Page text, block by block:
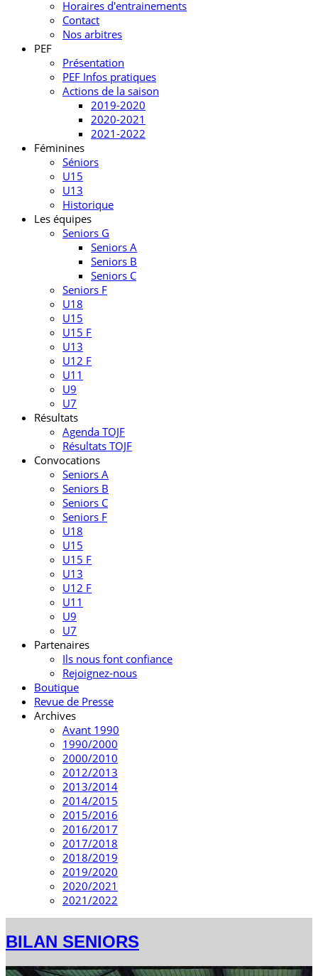
Horaires d'entrainements
Contact
Nos arbitres
PEF
Présentation
PEF Infos pratiques
Actions de la saison
2019-2020
2020-2021
2021-2022
Féminines
Séniors
U15
U13
Historique
Les équipes
Seniors G
Seniors A
Seniors B
Seniors C
Seniors F
U18
U15
U15 F
U13
U12 F
U11
U9
U7
Résultats
Agenda TOJF
Résultats TOJF
Convocations
Seniors A
Seniors B
Seniors C
Seniors F
U18
U15
U15 F
U13
U12 F
U11
U9
U7
Partenaires
Ils nous font confiance
Rejoignez-nous
Boutique
Revue de Presse
Archives
Avant 1990
1990/2000
2000/2010
2012/2013
2013/2014
2014/2015
2015/2016
2016/2017
2017/2018
2018/2019
2019/2020
2020/2021
2021/2022
BILAN SENIORS